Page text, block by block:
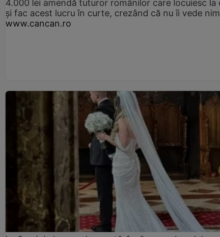
4.000 lei amendă tuturor românilor care locuiesc la
și fac acest lucru în curte, crezând că nu îi vede
www.cancan.ro